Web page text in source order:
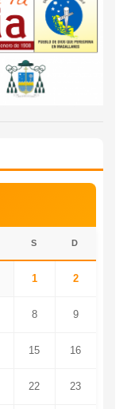
S D
1 2
8 9
15 16
22 23